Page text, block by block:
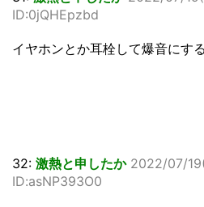
ID:0jQHEpzbd
イヤホンとか耳栓して爆音にす
32: 激熱と申したか 2022/07/
ID:asNP393O0